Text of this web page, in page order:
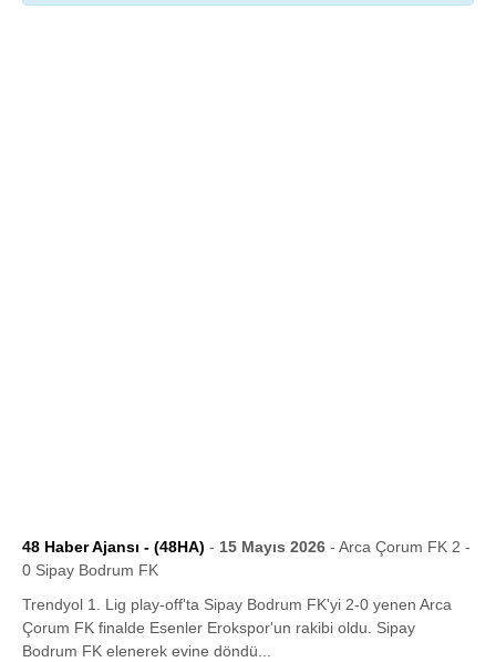
48 Haber Ajansı - (48HA) - 15 Mayıs 2026 - Arca Çorum FK 2 -
0 Sipay Bodrum FK
Trendyol 1. Lig play-off'ta Sipay Bodrum FK'yi 2-0 yenen Arca
Çorum FK finalde Esenler Erokspor'un rakibi oldu. Sipay
Bodrum FK elenerek evine döndü...